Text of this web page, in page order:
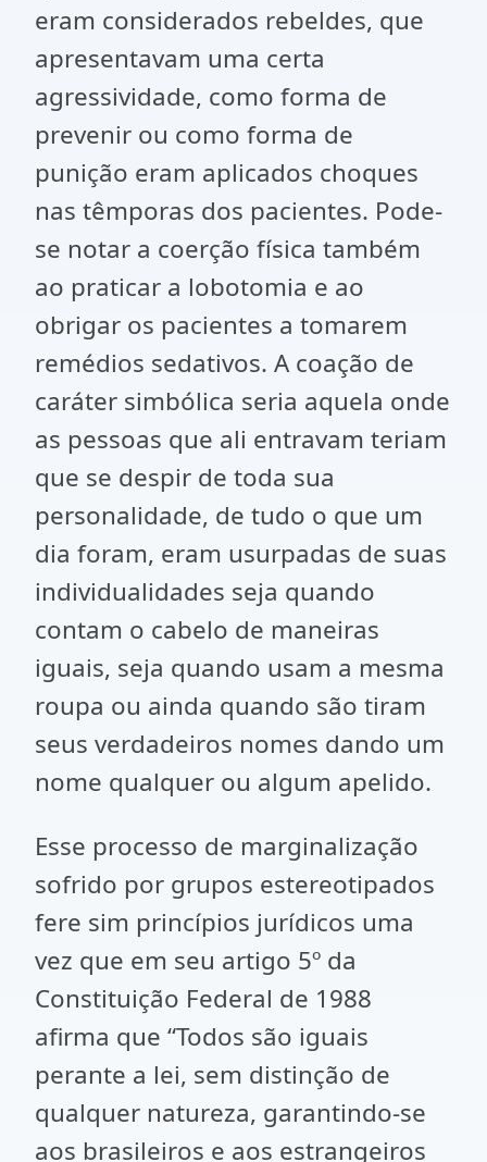
eram considerados rebeldes, que
apresentavam uma certa
agressividade, como forma de
prevenir ou como forma de
punição eram aplicados choques
nas têmporas dos pacientes. Pode-
se notar a coerção física também
ao praticar a lobotomia e ao
obrigar os pacientes a tomarem
remédios sedativos. A coação de
caráter simbólica seria aquela onde
as pessoas que ali entravam teriam
que se despir de toda sua
personalidade, de tudo o que um
dia foram, eram usurpadas de suas
individualidades seja quando
contam o cabelo de maneiras
iguais, seja quando usam a mesma
roupa ou ainda quando são tiram
seus verdadeiros nomes dando um
nome qualquer ou algum apelido.
Esse processo de marginalização
sofrido por grupos estereotipados
fere sim princípios jurídicos uma
vez que em seu artigo 5º da
Constituição Federal de 1988
afirma que “Todos são iguais
perante a lei, sem distinção de
qualquer natureza, garantindo-se
aos brasileiros e aos estrangeiros